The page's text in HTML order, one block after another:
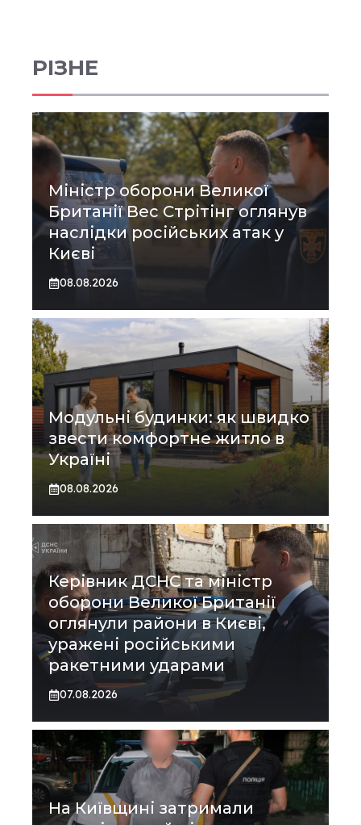
РІЗНЕ
Міністр оборони Великої
Британії Вес Стрітінг оглянув
наслідки російських атак у
Києві
08.08.2026
Модульні будинки: як швидко
звести комфортне житло в
Україні
08.08.2026
Керівник ДСНС та міністр
оборони Великої Британії
оглянули райони в Києві,
уражені російськими
ракетними ударами
07.08.2026
На Київщині затримали